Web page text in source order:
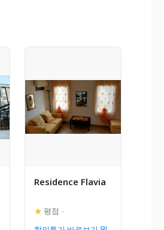
Residence Flavia
★ 평점 –